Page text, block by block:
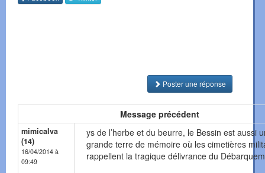
Poster une réponse
Message précédent
mimicalva
(14)
16/04/2014 à
09:49
ys de l’herbe et du beurre, le Bessin est aussi
grande terre de mémoire où les cimetières
rappellent la tragique délivrance du